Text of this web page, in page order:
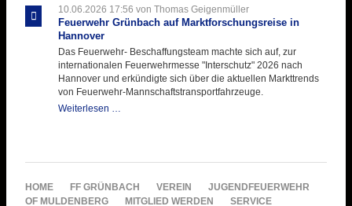
Informationen
aus
aus
10.06.2026 17:56 von Thomas Geigenmüller
Feuerwehr Grünbach auf Marktforschungsreise in
Hannover
Das Feuerwehr- Beschaffungsteam machte sich auf, zur
internationalen Feuerwehrmesse "Interschutz" 2026 nach
Hannover und erkündigte sich über die aktuellen Markttrends
von Feuerwehr-Mannschaftstransportfahrzeuge.
Weiterlesen …
in
NAVIGATION
ÜBERSPRINGEN
HOME FF GRÜNBACH VEREIN
JUGENDFEUERWEHR
OF MULDENBERG
MITGLIED WERDEN SERVICE